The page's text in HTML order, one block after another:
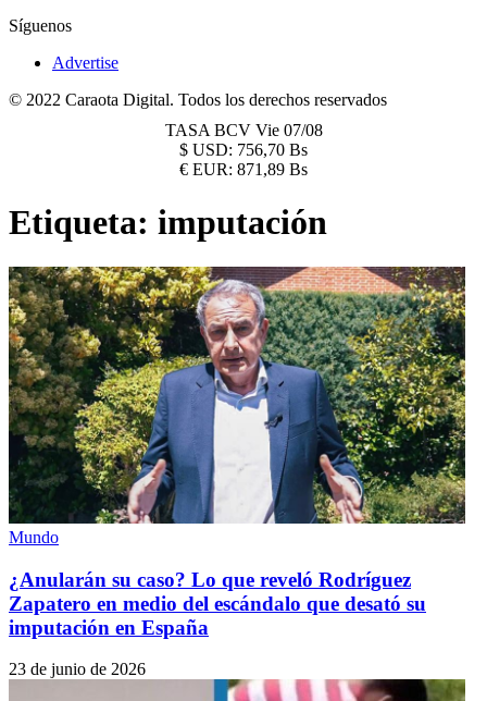
Síguenos
Advertise
© 2022 Caraota Digital. Todos los derechos reservados
TASA BCV Vie 07/08
$ USD: 756,70 Bs
€ EUR: 871,89 Bs
Etiqueta: imputación
Mundo
¿Anularán su caso? Lo que reveló Rodríguez
Zapatero en medio del escándalo que desató su
imputación en España
23 de junio de 2026